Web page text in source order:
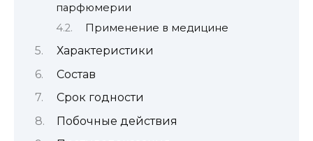
парфюмерии
Применение в медицине
Характеристики
Состав
Срок годности
Побочные действия